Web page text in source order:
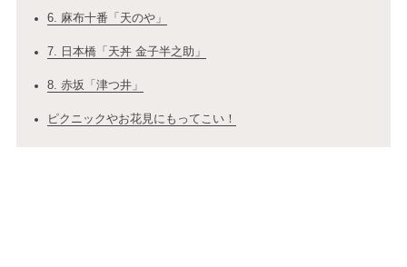
6. 麻布十番「天のや」
7. 日本橋「天丼 金子半之助」
8. 赤坂「津つ井」
ピクニックやお花見にもってこい！